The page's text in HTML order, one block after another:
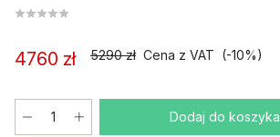
4760 zł 5290 zł Cena z VAT (-10%)
Dodaj do koszyka